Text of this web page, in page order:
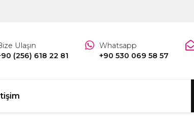
Ulaşın
(256) 618 22 81
Whatsapp
+90 530 069 58 57